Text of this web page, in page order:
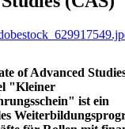
of Advanced
"Kleiner
ist ein